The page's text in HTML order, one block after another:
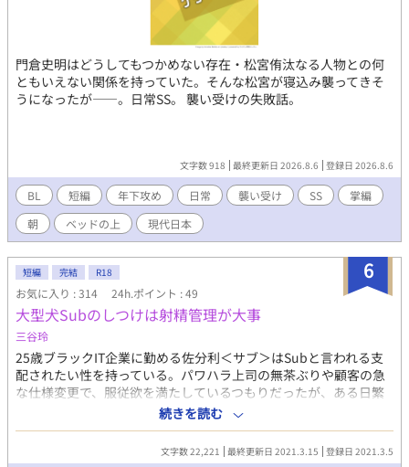
門倉史明はどうしてもつかめない存在・松宮侑汰なる人物との何
ともいえない関係を持っていた。そんな松宮が寝込み襲ってきそ
うになったが――。日常SS。 襲い受けの失敗話。
文字数 918 最終更新日 2026.8.6 登録日 2026.8.6
BL 短編 年下攻め 日常 襲い受け SS
掌編
朝
ベッドの上 現代日本
6
短編 完結 R18
お気に入り : 314 24h.ポイント : 49
大型犬Subのしつけは射精管理が大事
三谷玲
25歳ブラックIT企業に勤める佐分利＜サブ＞はSubと言われる支
配されたい性を持っている。パワハラ上司の無茶ぶりや顧客の急
な仕様変更で、服従欲を満たしているつもりだったが、ある日繁
華街で堂本というDomのGlare＜威圧＞を浴びたことで、本当の
Command＜命令＞の心地よさを知る。堂本に懇願しDomとSub
で互いの支配したい、支配されたい欲を満たすためだけの、セッ
クスをしないプレイだけのパートナーになってもらう。 完全に犬
続きを読む
文字数 22,221 最終更新日 2021.3.15 登録日 2021.3.5